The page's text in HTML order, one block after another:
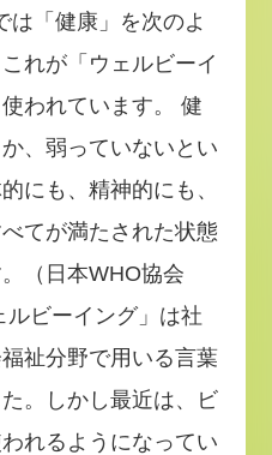
は「健康」を次のよ
れが「ウェルビーイ
われています。 健
、弱っていないとい
にも、精神的にも、
てが満たされた状態
（日本WHO協会
ビーイング」は社
祉分野で用いる言葉
。しかし最近は、ビ
れるようになってい